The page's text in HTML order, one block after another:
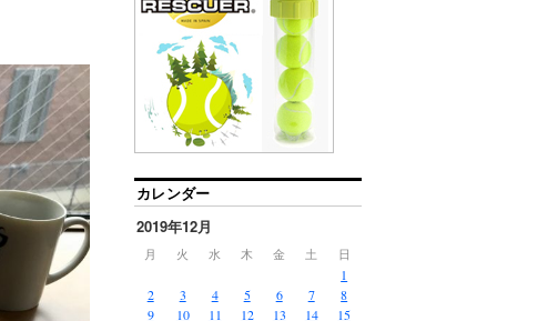
カレンダー
2019年12月
月 火 水 木 金 土 日
1
2
3 4 5 6 7
8
9
10 11 12 13 14
15